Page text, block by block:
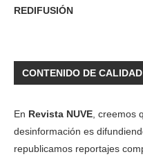
REDIFUSIÓN
CONTENIDO DE CALIDAD
En Revista NUVE , creemos
desinformación es
republicamos reportajes